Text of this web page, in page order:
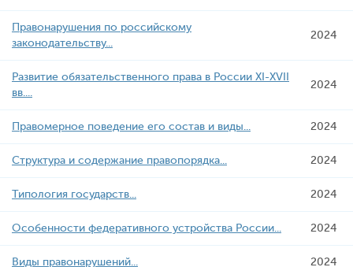
Правонарушения по российскому
законодательству...
2024
Развитие обязательственного права в России XI-XVII
вв....
2024
Правомерное поведение его состав и виды... 2024
Структура и содержание правопорядка... 2024
Типология государств... 2024
Особенности федеративного устройства России... 2024
Виды правонарушений... 2024